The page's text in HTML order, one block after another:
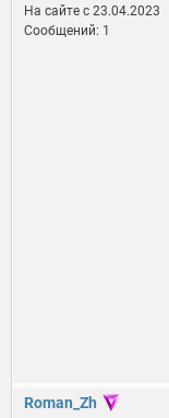
На сайте c 23.04.2023
Сообщений: 1
Roman_Zh